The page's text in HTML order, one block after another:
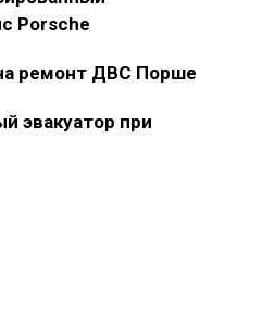
Porsche
ремонт ДВС Порше
эвакуатор при